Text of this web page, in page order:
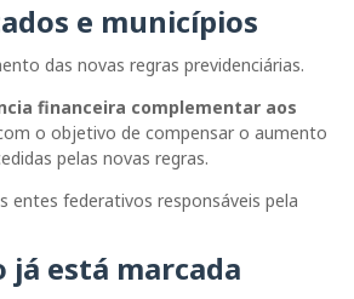
e municípios
das novas regras previdenciárias.
financeira complementar aos
o objetivo de compensar o aumento
pelas novas regras.
entes federativos responsáveis pela
já está marcada